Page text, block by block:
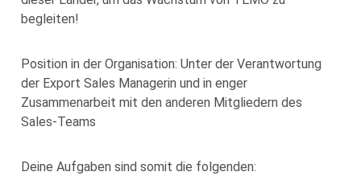
begleiten!
Position in der Organisation: Unter der Verantwortung
der Export Sales Managerin und in enger
Zusammenarbeit mit den anderen Mitgliedern des
Sales-Teams
Deine Aufgaben sind somit die folgenden: